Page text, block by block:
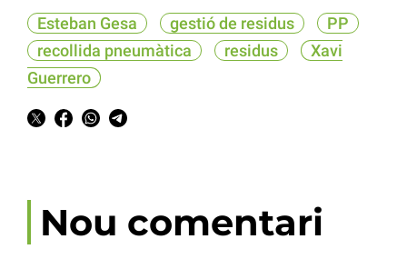
Esteban Gesa gestió de residus
PP
recollida pneumàtica
residus
Xavi
Guerrero
Nou comentari